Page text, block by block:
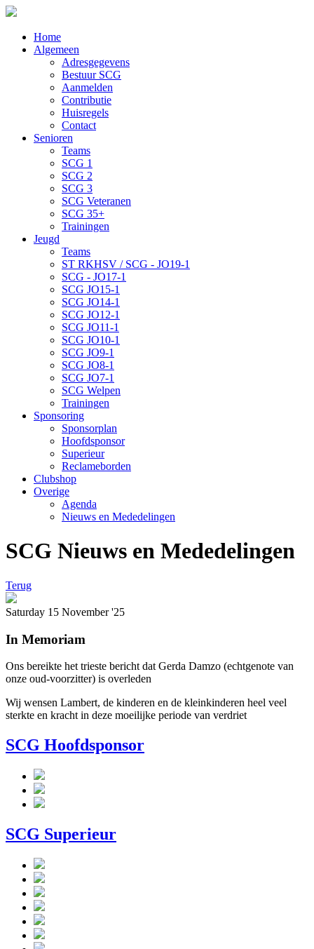
Home
Algemeen
Adresgegevens
Bestuur SCG
Aanmelden
Contributie
Huisregels
Contact
Senioren
Teams
SCG 1
SCG 2
SCG 3
SCG Veteranen
SCG 35+
Trainingen
Jeugd
Teams
ST RKHSV / SCG - JO19-1
SCG - JO17-1
SCG JO15-1
SCG JO14-1
SCG JO12-1
SCG JO11-1
SCG JO10-1
SCG JO9-1
SCG JO8-1
SCG JO7-1
SCG Welpen
Trainingen
Sponsoring
Sponsorplan
Hoofdsponsor
Superieur
Reclameborden
Clubshop
Overige
Agenda
Nieuws en Mededelingen
SCG Nieuws en Mededelingen
Terug
Saturday 15 November '25
In Memoriam
Ons bereikte het trieste bericht dat Gerda Damzo (echtgenote van
onze oud-voorzitter) is overleden
Wij wensen Lambert, de kinderen en de kleinkinderen heel veel
sterkte en kracht in deze moeilijke periode van verdriet
SCG Hoofdsponsor
SCG Superieur